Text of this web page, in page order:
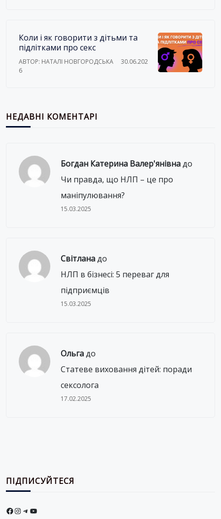
Коли і як говорити з дітьми та
підлітками про секс
АВТОР: НАТАЛІ НОВГОРОДСЬКА
30.06.202
6
НЕДАВНІ КОМЕНТАРІ
Богдан Катерина Валер'янівнадо
Чи правда, що НЛП – це про
маніпулювання?
15.03.2025
Світланадо
НЛП в бізнесі: 5 переваг для
підприємців
15.03.2025
Ольгадо
Статеве виховання дітей: поради
сексолога
17.02.2025
ПІДПИСУЙТЕСЯ
Facebook
Instagram
Telegram
YouTube